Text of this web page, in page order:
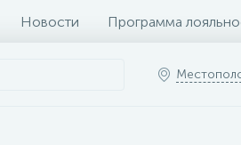
Новости Программа